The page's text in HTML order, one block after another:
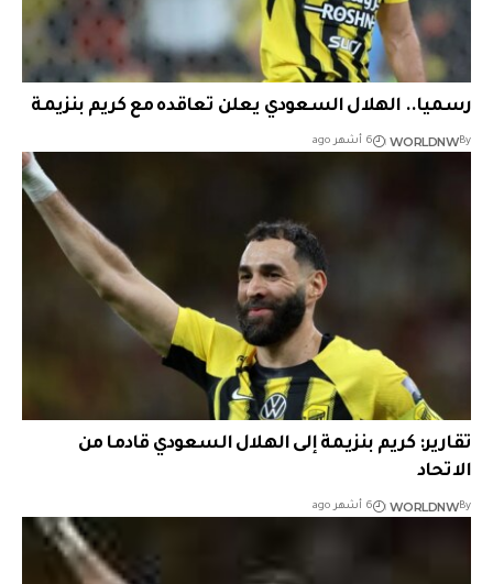
رسميا.. الهلال السعودي يعلن تعاقده مع كريم بنزيمة
By
WORLDNW 6 أشهر ago
تقارير: كريم بنزيمة إلى الهلال السعودي قادما من
الاتحاد
By
WORLDNW 6 أشهر ago